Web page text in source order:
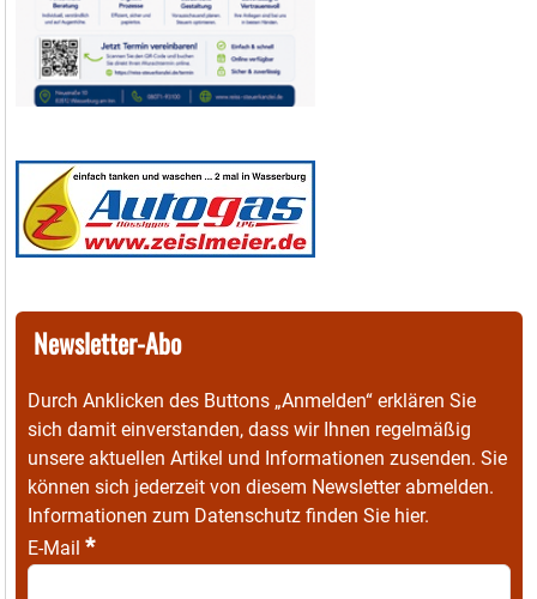
Newsletter-Abo
Durch Anklicken des Buttons „Anmelden“ erklären Sie
sich damit einverstanden, dass wir Ihnen regelmäßig
unsere aktuellen Artikel und Informationen zusenden. Sie
können sich jederzeit von diesem Newsletter abmelden.
Informationen zum Datenschutz finden Sie hier.
E-Mail *